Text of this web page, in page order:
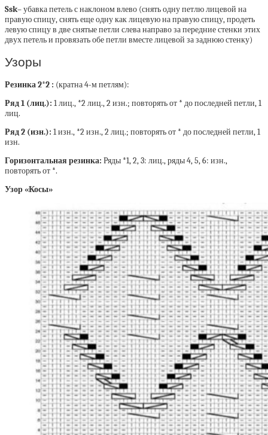
Ssk– убавка петель с наклоном влево (снять одну петлю лицевой на
правую спицу, снять еще одну как лицевую на правую спицу, продеть
левую спицу в две снятые петли слева направо за передние стенки этих
двух петель и провязать обе петли вместе лицевой за заднюю стенку)
Узоры
Резинка 2*2 : (кратна 4-м петлям):
Ряд 1 (лиц.): 1 лиц., *2 лиц., 2 изн.; повторять от * до последней петли, 1
лиц.
Ряд 2 (изн.): 1 изн., *2 изн., 2 лиц.; повторять от * до последней петли, 1
изн.
Горизонтальная резинка: Ряды *1, 2, 3: лиц., ряды 4, 5, 6: изн.,
повторять от *.
Узор «Косы»